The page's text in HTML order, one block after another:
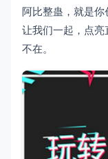
阿比整蛊，就是你
让我们一起，点
不在。